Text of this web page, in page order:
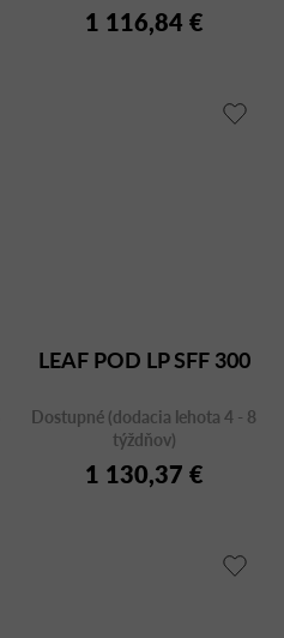
1 116,84 €
LEAF POD LP SFF 300
Dostupné (dodacia lehota 4 - 8
týždňov)
1 130,37 €